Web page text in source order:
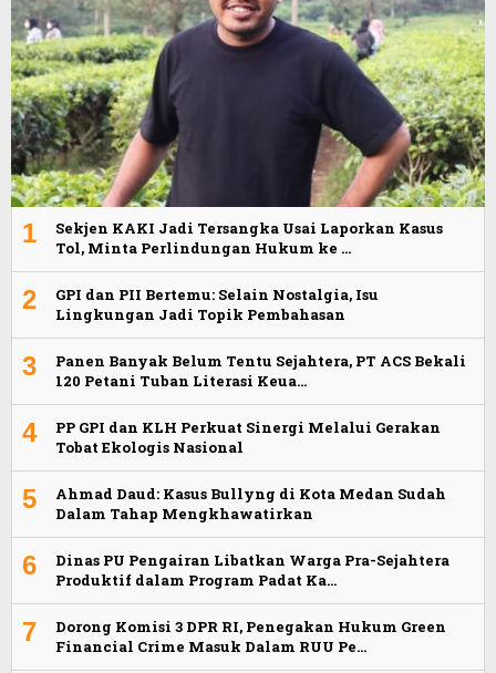
1
Sekjen KAKI Jadi Tersangka Usai Laporkan Kasus
Tol, Minta Perlindungan Hukum ke …
2
GPI dan PII Bertemu: Selain Nostalgia, Isu
Lingkungan Jadi Topik Pembahasan
3
Panen Banyak Belum Tentu Sejahtera, PT ACS Bekali
120 Petani Tuban Literasi Keua…
4
PP GPI dan KLH Perkuat Sinergi Melalui Gerakan
Tobat Ekologis Nasional
5
Ahmad Daud: Kasus Bullyng di Kota Medan Sudah
Dalam Tahap Mengkhawatirkan
6
Dinas PU Pengairan Libatkan Warga Pra-Sejahtera
Produktif dalam Program Padat Ka…
7
Dorong Komisi 3 DPR RI, Penegakan Hukum Green
Financial Crime Masuk Dalam RUU Pe…